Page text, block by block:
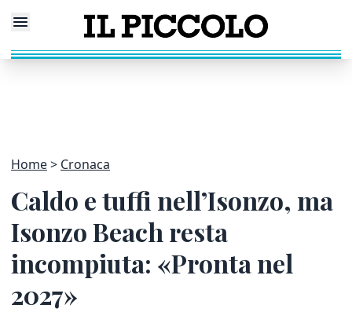
Home Cronaca
Caldo e tuffi nell’Isonzo, ma
Isonzo Beach resta
incompiuta: «Pronta nel
2027»